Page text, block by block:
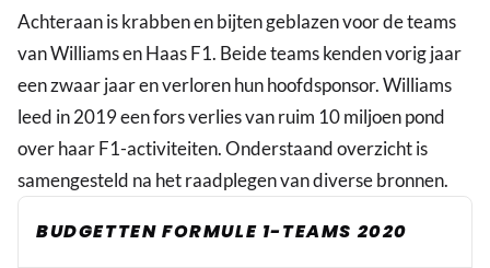
Achteraan is krabben en bijten geblazen voor de teams
van Williams en Haas F1. Beide teams kenden vorig jaar
een zwaar jaar en verloren hun hoofdsponsor. Williams
leed in 2019 een fors verlies van ruim 10 miljoen pond
over haar F1-activiteiten. Onderstaand overzicht is
samengesteld na het raadplegen van diverse bronnen.
BUDGETTEN FORMULE 1-TEAMS 2020